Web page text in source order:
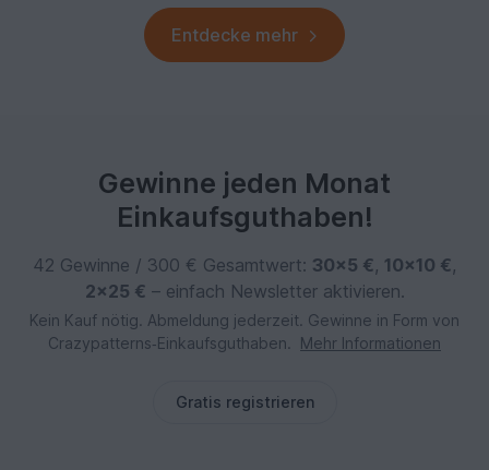
Entdecke mehr
Gewinne jeden Monat
Einkaufsguthaben!
42 Gewinne / 300 € Gesamtwert: 30×5 €, 10×10 €,
2×25 € – einfach Newsletter aktivieren.
Kein Kauf nötig. Abmeldung jederzeit. Gewinne in Form von
Crazypatterns‑Einkaufsguthaben.
Mehr Informationen
Gratis registrieren